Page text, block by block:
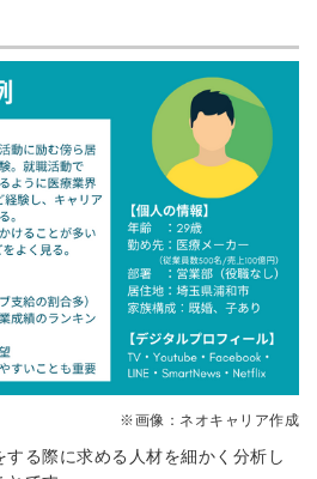
※画像：ネオキャリア作成
る際に求める人材を細かく分析し